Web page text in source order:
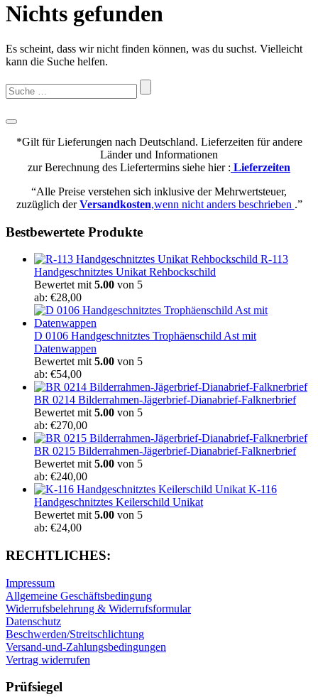
Nichts gefunden
Es scheint, dass wir nicht finden können, was du suchst. Vielleicht
kann die Suche helfen.
Suche
…
*Gilt für Lieferungen nach Deutschland. Lieferzeiten für andere
Länder und Informationen
zur Berechnung des Liefertermins siehe hier : Lieferzeiten
“Alle Preise verstehen sich inklusive der Mehrwertsteuer,
zuzüglich derVersandkosten,wenn nicht anders beschrieben .”
Bestbewertete Produkte
R-113
Handgeschnitztes Unikat Rehbockschild
Bewertet mit 5.00 von 5
ab: €28,00
D 0106 Handgeschnitztes Trophäenschild Ast mit
Datenwappen
Bewertet mit 5.00 von 5
ab: €54,00
BR 0214 Bilderrahmen-Jägerbrief-Dianabrief-Falknerbrief
Bewertet mit 5.00 von 5
ab: €270,00
BR 0215 Bilderrahmen-Jägerbrief-Dianabrief-Falknerbrief
Bewertet mit 5.00 von 5
ab: €240,00
K-116
Handgeschnitztes Keilerschild Unikat
Bewertet mit 5.00 von 5
ab: €24,00
RECHTLICHES:
Impressum
Allgemeine Geschäftsbedingung
Widerrufsbelehrung & Widerrufsformular
Datenschutz
Beschwerden/Streitschlichtung
Versand-und-Zahlungsbedingungen
Vertrag widerrufen
Prüfsiegel